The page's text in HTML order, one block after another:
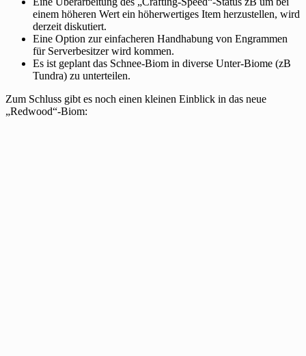
einem höheren Wert ein höherwertiges Item herzustellen, wird
derzeit diskutiert.
Eine Option zur einfacheren Handhabung von Engrammen
für Serverbesitzer wird kommen.
Es ist geplant das Schnee-Biom in diverse Unter-Biome (zB
Tundra) zu unterteilen.
Zum Schluss gibt es noch einen kleinen Einblick in das neue
„Redwood“-Biom: